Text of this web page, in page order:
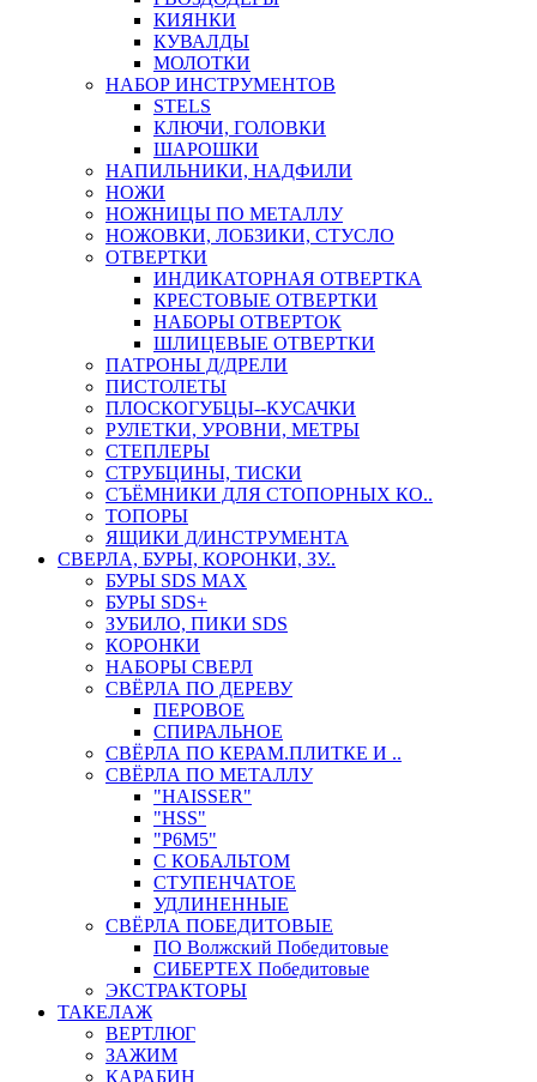
КИЯНКИ
КУВАЛДЫ
МОЛОТКИ
НАБОР ИНСТРУМЕНТОВ
STELS
КЛЮЧИ, ГОЛОВКИ
ШАРОШКИ
НАПИЛЬНИКИ, НАДФИЛИ
НОЖИ
НОЖНИЦЫ ПО МЕТАЛЛУ
НОЖОВКИ, ЛОБЗИКИ, СТУСЛО
ОТВЕРТКИ
ИНДИКАТОРНАЯ ОТВЕРТКА
КРЕСТОВЫЕ ОТВЕРТКИ
НАБОРЫ ОТВЕРТОК
ШЛИЦЕВЫЕ ОТВЕРТКИ
ПАТРОНЫ Д/ДРЕЛИ
ПИСТОЛЕТЫ
ПЛОСКОГУБЦЫ--КУСАЧКИ
РУЛЕТКИ, УРОВНИ, МЕТРЫ
СТЕПЛЕРЫ
СТРУБЦИНЫ, ТИСКИ
СЪЁМНИКИ ДЛЯ СТОПОРНЫХ КО..
ТОПОРЫ
ЯЩИКИ Д/ИНСТРУМЕНТА
СВЕРЛА, БУРЫ, КОРОНКИ, ЗУ..
БУРЫ SDS MAX
БУРЫ SDS+
ЗУБИЛО, ПИКИ SDS
КОРОНКИ
НАБОРЫ СВЕРЛ
СВЁРЛА ПО ДЕРЕВУ
ПЕРОВОЕ
СПИРАЛЬНОЕ
СВЁРЛА ПО КЕРАМ.ПЛИТКЕ И ..
СВЁРЛА ПО МЕТАЛЛУ
"HAISSER"
"HSS"
"Р6М5"
С КОБАЛЬТОМ
СТУПЕНЧАТОЕ
УДЛИНЕННЫЕ
СВЁРЛА ПОБЕДИТОВЫЕ
ПО Волжский Победитовые
СИБЕРТЕХ Победитовые
ЭКСТРАКТОРЫ
ТАКЕЛАЖ
ВЕРТЛЮГ
ЗАЖИМ
КАРАБИН